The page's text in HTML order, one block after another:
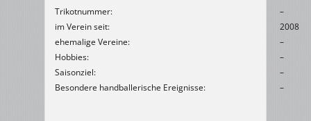
Trikotnummer:
–
im Verein seit:
2008
ehemalige Vereine:
–
Hobbies:
–
Saisonziel:
–
Besondere handballerische Ereignisse:
–